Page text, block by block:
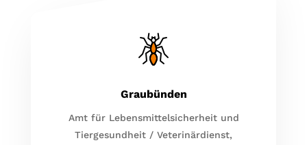
Graubünden
Amt für Lebensmittelsicherheit und
Tiergesundheit / Veterinärdienst,